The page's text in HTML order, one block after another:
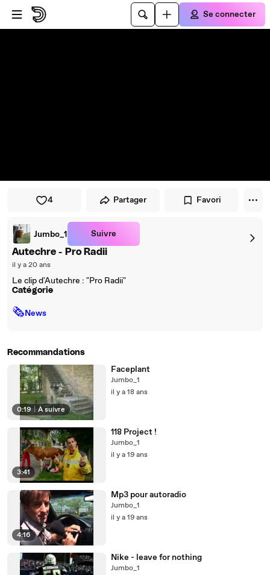
Passer au player
Passer au contenu principal
Se connecter
4 Partager Favori
Jumbo_1 Suivre
Autechre - Pro Radii
il y a 20 ans
Le clip d'Autechre : "Pro Radii"
Catégorie
🗞News
Recommandations
0:19 | À suivre
Faceplant
Jumbo_1
il y a 18 ans
3:41
118 Project !
Jumbo_1
il y a 19 ans
4:16
Mp3 pour autoradio
Jumbo_1
il y a 19 ans
Nike - leave for nothing
Jumbo_1